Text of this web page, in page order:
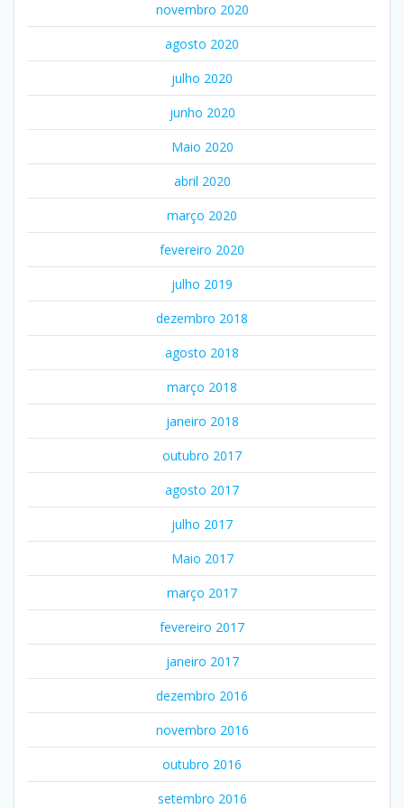
novembro 2020
agosto 2020
julho 2020
junho 2020
Maio 2020
abril 2020
março 2020
fevereiro 2020
julho 2019
dezembro 2018
agosto 2018
março 2018
janeiro 2018
outubro 2017
agosto 2017
julho 2017
Maio 2017
março 2017
fevereiro 2017
janeiro 2017
dezembro 2016
novembro 2016
outubro 2016
setembro 2016